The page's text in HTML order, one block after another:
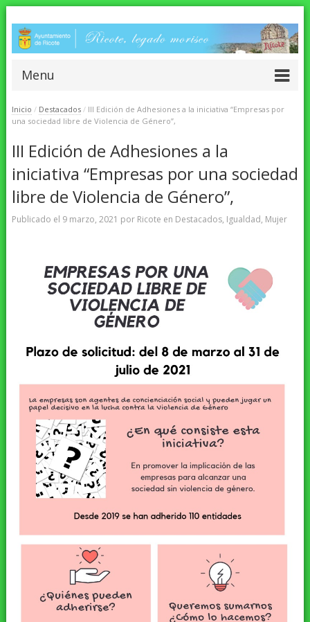
Menu
Inicio / Destacados / III Edición de Adhesiones a la iniciativa “Empresas por
una sociedad libre de Violencia de Género”,
III Edición de Adhesiones a la
iniciativa “Empresas por una sociedad
libre de Violencia de Género”,
Publicado el 9 marzo, 2021 por Ricote en Destacados, Igualdad, Mujer